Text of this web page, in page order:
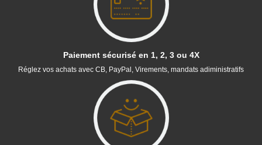
Paiement sécurisé en 1, 2, 3 ou 4X
Réglez vos achats avec CB, PayPal, Virements, mandats adiministratifs